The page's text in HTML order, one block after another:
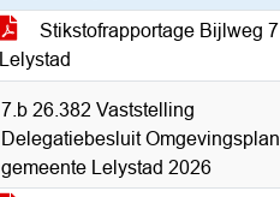
Stikstofrapportage Bijlweg 7
Lelystad
7.b 26.382 Vaststelling
Delegatiebesluit Omgevingsplan
gemeente Lelystad 2026